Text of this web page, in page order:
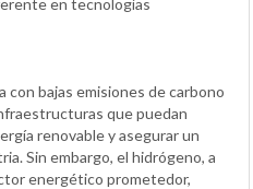
con bajas emisiones de carbono
que puedan
renovable y asegurar un
Sin embargo, el hidrógeno, a
energético prometedor,